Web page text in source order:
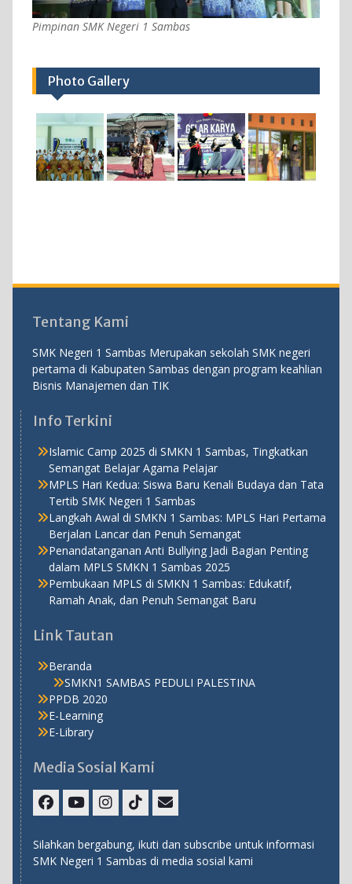
Pimpinan SMK Negeri 1 Sambas
Photo Gallery
Tentang Kami
SMK Negeri 1 Sambas Merupakan sekolah SMK negeri
pertama di Kabupaten Sambas dengan program keahlian
Bisnis Manajemen dan TIK
Info Terkini
Islamic Camp 2025 di SMKN 1 Sambas, Tingkatkan
Semangat Belajar Agama Pelajar
MPLS Hari Kedua: Siswa Baru Kenali Budaya dan Tata
Tertib SMK Negeri 1 Sambas
Langkah Awal di SMKN 1 Sambas: MPLS Hari Pertama
Berjalan Lancar dan Penuh Semangat
Penandatanganan Anti Bullying Jadi Bagian Penting
dalam MPLS SMKN 1 Sambas 2025
Pembukaan MPLS di SMKN 1 Sambas: Edukatif,
Ramah Anak, dan Penuh Semangat Baru
Link Tautan
Beranda
SMKN1 SAMBAS PEDULI PALESTINA
PPDB 2020
E-Learning
E-Library
Media Sosial Kami
Silahkan bergabung, ikuti dan subscribe untuk informasi
SMK Negeri 1 Sambas di media sosial kami